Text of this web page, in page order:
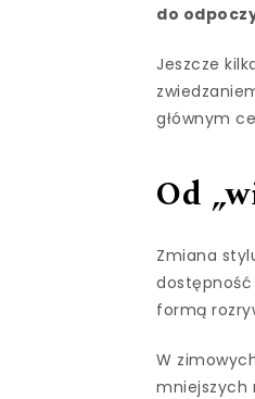
do
Jeszcze
głównym
Od
Zmiana
formą
W
mniejszych